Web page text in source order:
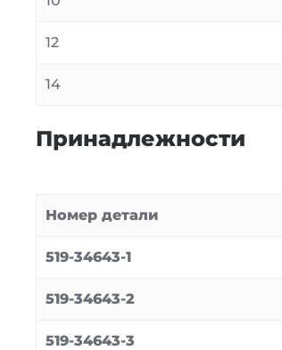
12
14
Принадлежности
Номер детали
519-34643-1
519-34643-2
519-34643-3